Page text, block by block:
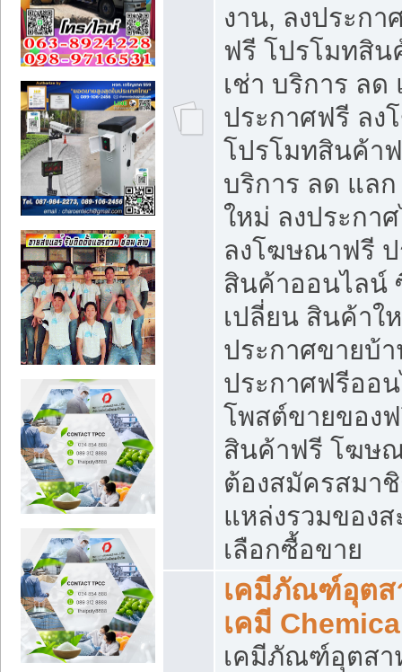
งาน, ลงประก
ฟรี โปรโมทสิ
เช่า บริการ ลด
ประกาศฟรี ล
โปรโมทสินค้า
บริการ ลด แล
ใหม่ ลงประกา
ลงโฆษณาฟรี
สินค้าออนไลน์
เปลี่ยน สินค้าใ
ประกาศขายบ้
ประกาศฟรีออ
โพสต์ขายของ
สินค้าฟรี โฆษ
ต้องสมัครสมา
แหล่งรวมของ
เลือกซื้อขาย
เคมีภัณฑ์อุตส
เคมี
เคมีภัณฑ์อุตสา